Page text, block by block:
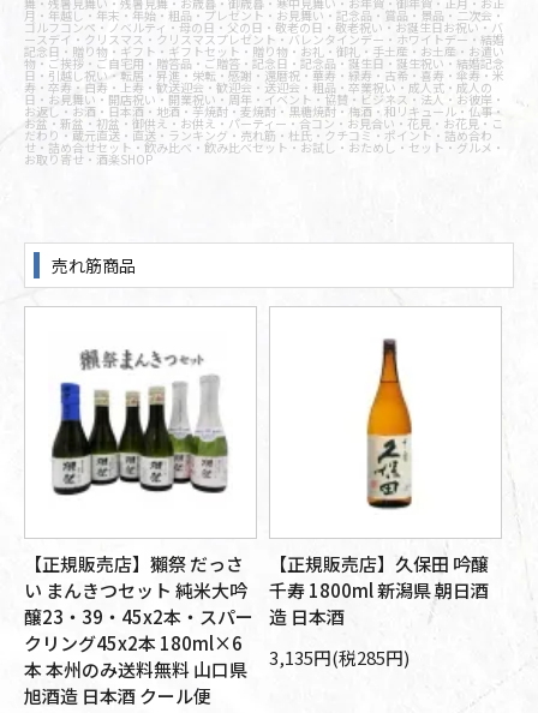
月・年越し・年末・年始・粗品・プレゼント・お見舞い・記念品・賞品・景品・二次会・
ゴルフコンペ・ノベルティ・母の日・父の日・敬老の日・敬老祝い・お誕生日お祝い・バ
ースデイ・クリスマス・クリスマスプレゼント・バレンタインデー・ホワイトデー・結婚
記念日・贈り物・ギフト・ギフトセット・贈り物・お礼・御礼・手土産・お土産・お遣い
物・ご挨拶・ご自宅用・贈答品・ご贈答・記念日・記念品・誕生日・誕生祝い・結婚記念
日・引越し祝い・転居・昇進・栄転・感謝・還暦祝・華寿・緑寿・古希・喜寿・傘寿・米
寿・卒寿・白寿・上寿・歓送迎会・歓迎会・送迎会・粗品・卒業祝い・成人式・成人の
日・お見舞い・開店祝い・開業祝い・周年・イベント・協賛・ビジネス・法人・お彼岸・
お返し・お酒・日本酒・地酒・芋焼酎・麦焼酎・黒糖焼酎・梅酒・和リキュール・仏事・
お盆・新盆・初盆・御供え・お供え・パーティー・合コン・お見合い・花見・お花見・こ
だわり・蔵元直送・直送・ランキング・売れ筋・杜氏・クチコミ・ポイント・詰め合わ
せ・詰め合せセット・飲み比べ・飲み比べセット・お試し・おためし・セット・グルメ・
お取り寄せ・酒楽SHOP
売れ筋商品
【正規販売店】獺祭 だっさ
い まんきつセット 純米大吟
醸23・39・45x2本・スパー
クリング45x2本 180ml×6
本 本州のみ送料無料 山口県
旭酒造 日本酒 クール便
【正規販売店】久保田 吟醸
千寿 1800ml 新潟県 朝日酒
造 日本酒
3,135円(税285円)